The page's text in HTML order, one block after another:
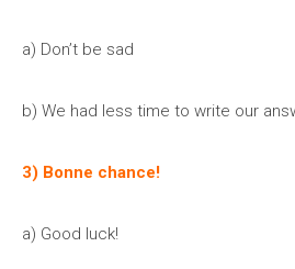
a) Don’t be sad
b) We had less time to write our
3) Bonne chance!
a) Good luck!